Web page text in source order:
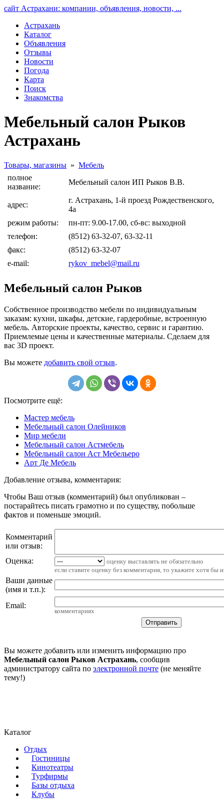
сайт Астрахани: компании, объявления, новости, ...
Астрахань
Каталог
Объявления
Отзывы
Новости
Погода
Карта
Поиск
Знакомства
Мебельный салон Рыков
Астрахань
Товары, магазины » Мебель
полное
название:
Мебельный салон ИП Рыков В.В.
адрес:
г. Астрахань, 1-й проезд Рождественского,
4а
режим работы:
пн-пт: 9.00-17.00, сб-вс: выходной
телефон:
(8512) 63-32-07, 63-32-11
факс:
(8512) 63-32-07
e-mail:
rykov_mebel@mail.ru
Мебельный салон Рыков
Собственное производство мебели по индивидуальным
заказам: кухни, шкафы, детские, гардеробные, встроенную
мебель. Авторские проекты, качество, сервис и гарантию.
Приемлемые цены и качественные материалы. Сделаем для
вас 3D проект.
Вы можете добавить свой отзыв.
Посмотрите ещё:
Мастер мебель
Мебельный салон Олейников
Мир мебели
Мебельный салон Астмебель
Мебельный салон Аст Мебельеро
Арт Де Мебель
Добавление отзыва, комментария:
Чтобы Ваш отзыв (комментарий) был опубликован –
постарайтесь писать грамотно и по существу, побольше
фактов и поменьше эмоций.
Комментарий
или отзыв:
Оценка:
оценку выставлять не обязательно
если ставите оценку без комментария, то укажите хотя бы
Ваши данные
(имя и т.п.):
Email:
комментариях
Вы можете добавить или изменить информацию про
Мебельный салон Рыков Астрахань, сообщив
администратору сайта по электронной почте (не меняйте
тему!)
Каталог
Отдых
Гостиницы
Кинотеатры
Турфирмы
Базы отдыха
Клубы